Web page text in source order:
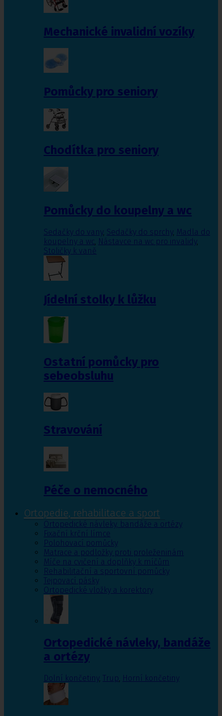
Mechanické invalidní vozíky
Pomůcky pro seniory
Chodítka pro seniory
Pomůcky do koupelny a wc
Sedačky do vany, Sedačky do sprchy, Madla do
koupelny a wc, Nástavce na wc pro invalidy,
Stoličky k vaně
Jídelní stolky k lůžku
Ostatní pomůcky pro
sebeobsluhu
Stravování
Péče o nemocného
Ortopedie, rehabilitace a sport
Ortopedické návleky, bandáže a ortézy
Fixační krční límce
Polohovací pomůcky
Matrace a podložky proti proleženinám
Míče na cvičení a doplňky k míčům
Rehabilitační a sportovní pomůcky
Tejpovací pásky
Ortopedické vložky a korektory
Ortopedické návleky, bandáže
a ortézy
Dolní končetiny, Trup, Horní končetiny